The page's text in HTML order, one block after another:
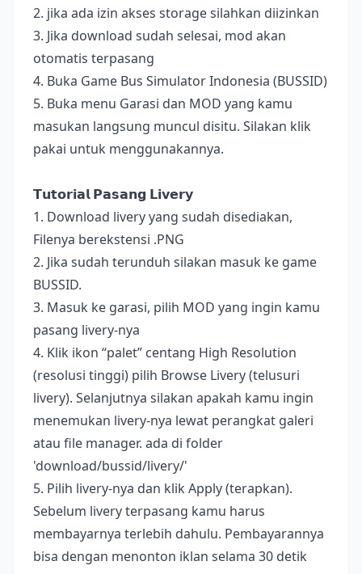
2. jika ada izin akses storage silahkan diizinkan
3. Jika download sudah selesai, mod akan
otomatis terpasang
4. Buka Game Bus Simulator Indonesia (BUSSID)
5. Buka menu Garasi dan MOD yang kamu
masukan langsung muncul disitu. Silakan klik
pakai untuk menggunakannya.
𝗧𝘂𝘁𝗼𝗿𝗶𝗮𝗹 𝗣𝗮𝘀𝗮𝗻𝗴 𝗟𝗶𝘃𝗲𝗿𝘆
1. Download livery yang sudah disediakan,
Filenya berekstensi .PNG
2. Jika sudah terunduh silakan masuk ke game
BUSSID.
3. Masuk ke garasi, pilih MOD yang ingin kamu
pasang livery-nya
4. Klik ikon “palet” centang High Resolution
(resolusi tinggi) pilih Browse Livery (telusuri
livery). Selanjutnya silakan apakah kamu ingin
menemukan livery-nya lewat perangkat galeri
atau file manager. ada di folder
'download/bussid/livery/'
5. Pilih livery-nya dan klik Apply (terapkan).
Sebelum livery terpasang kamu harus
membayarnya terlebih dahulu. Pembayarannya
bisa dengan menonton iklan selama 30 detik